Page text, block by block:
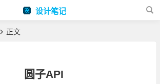
设计笔记
正文
圆子API